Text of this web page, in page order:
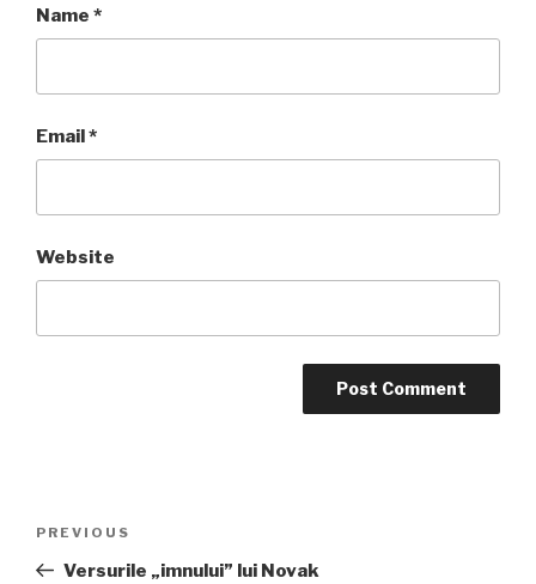
Name *
Email*
Website
Previous
Post
PREVIOUS
Versurile „imnului” lui Novak